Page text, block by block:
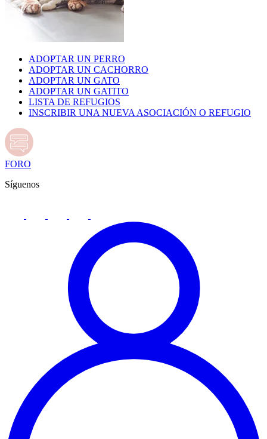
ADOPTAR UN PERRO
ADOPTAR UN CACHORRO
ADOPTAR UN GATO
ADOPTAR UN GATITO
LISTA DE REFUGIOS
INSCRIBIR UNA NUEVA ASOCIACIÓN O REFUGIO
FORO
Síguenos